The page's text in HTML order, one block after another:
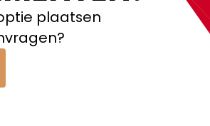
plaatsen